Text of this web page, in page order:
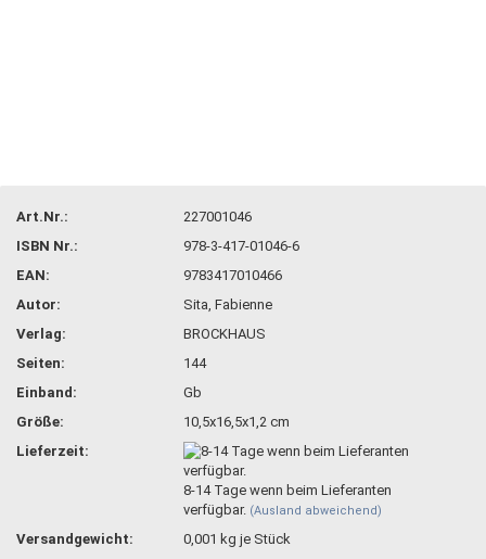
Art.Nr.:
227001046
ISBN Nr.:
978-3-417-01046-6
EAN:
9783417010466
Autor:
Sita, Fabienne
Verlag:
BROCKHAUS
Seiten:
144
Einband:
Gb
Größe:
10,5x16,5x1,2 cm
Lieferzeit:
8-14 Tage wenn beim Lieferanten
verfügbar. (Ausland abweichend)
Versandgewicht: 0,001 kg je Stück